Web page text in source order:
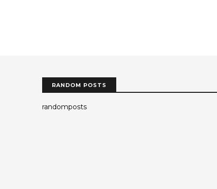
RANDOM POSTS
randomposts